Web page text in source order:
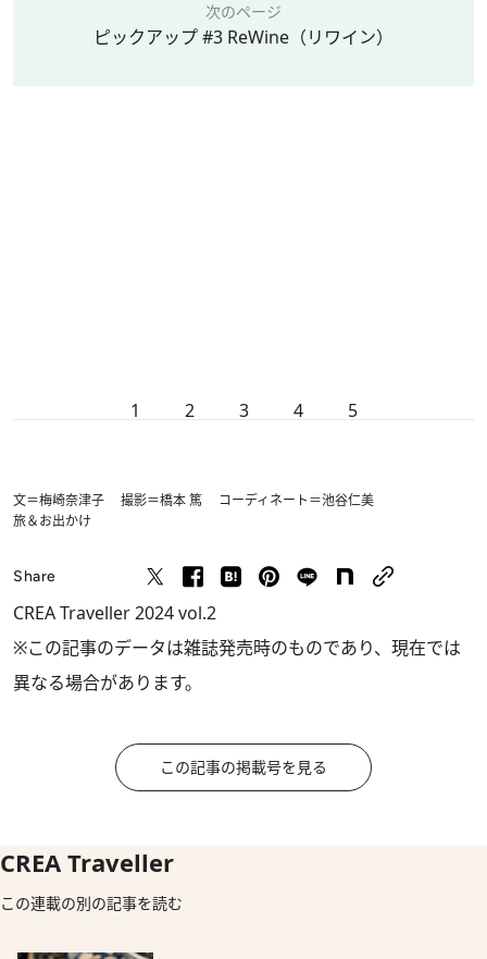
次のページ
ピックアップ #3 ReWine（リワイン）
1 2 3 4 5
文＝梅崎奈津子 撮影＝橋本 篤 コーディネート＝池谷仁美
旅＆お出かけ
Share
CREA Traveller 2024 vol.2
※この記事のデータは雑誌発売時のものであり、現在では
異なる場合があります。
この記事の掲載号を見る
CREA Traveller
この連載の別の記事を読む